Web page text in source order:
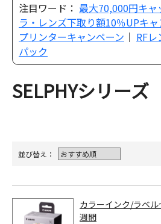
注目ワード： 最大70,000円キャ
ラ・レンズ下取り額10％UPキャ
プリンターキャンペーン ｜ RFレ
パック
SELPHYシリーズ
並び替え：
カラーインク/ラベ
週間